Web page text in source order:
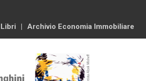
Libri Archivio Economia Immobiliare